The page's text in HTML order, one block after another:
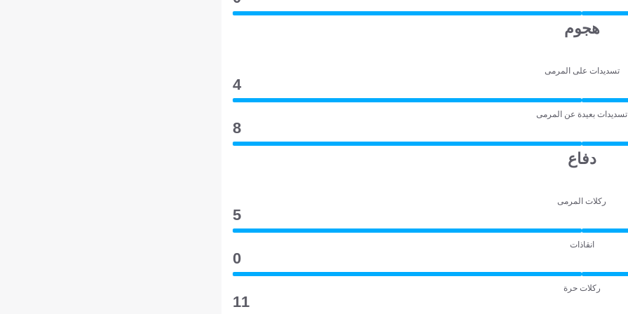
هجوم
تسديدات على المرمى
4
تسديدات بعيدة عن المرمى
8
دفاع
ركلات المرمى
5
انقاذات
0
ركلات حرة
11